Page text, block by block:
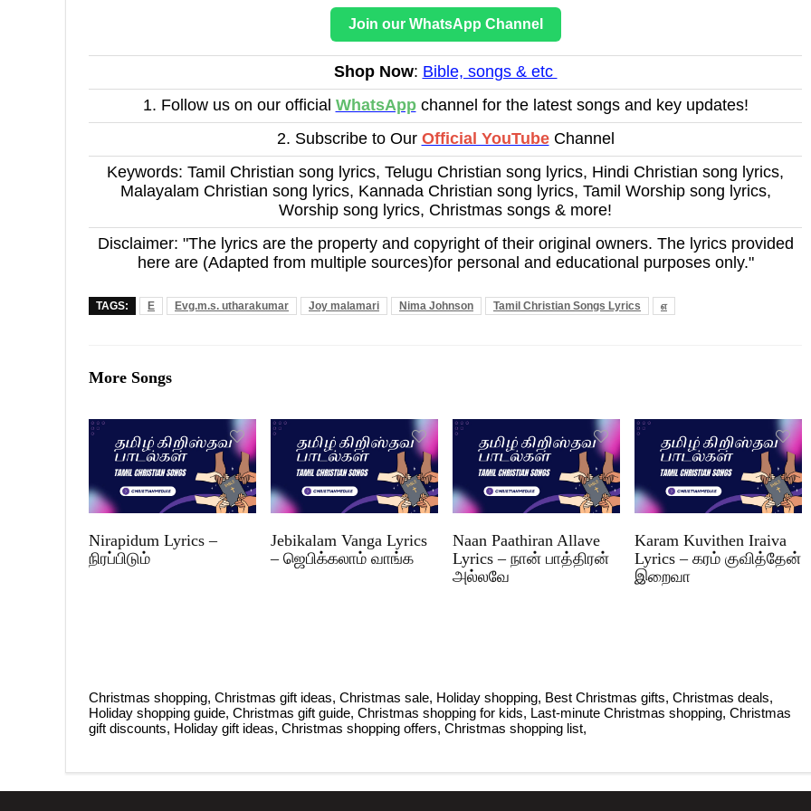
Join our WhatsApp Channel
Shop Now: Bible, songs & etc
1. Follow us on our official WhatsApp channel for the latest songs and key updates!
2. Subscribe to Our Official YouTubeChannel
Keywords: Tamil Christian song lyrics, Telugu Christian song lyrics, Hindi Christian song lyrics,
Malayalam Christian song lyrics, Kannada Christian song lyrics, Tamil Worship song lyrics,
Worship song lyrics, Christmas songs & more!
Disclaimer: "The lyrics are the property and copyright of their original owners. The lyrics provided
here are (Adapted from multiple sources)for personal and educational purposes only."
TAGS: E Evg.m.s. utharakumar Joy malamari Nima Johnson Tamil Christian Songs Lyrics எ
More Songs
Nirapidum Lyrics –
நிரப்பிடும்
Jebikalam Vanga Lyrics
– ஜெபிக்கலாம் வாங்க
Naan Paathiran Allave
Lyrics – நான் பாத்திரன்
அல்லவே
Karam Kuvithen Iraiva
Lyrics – கரம் குவித்தேன்
இறைவா
Christmas shopping, Christmas gift ideas, Christmas sale, Holiday shopping, Best Christmas gifts, Christmas deals,
Holiday shopping guide, Christmas gift guide, Christmas shopping for kids, Last-minute Christmas shopping, Christmas
gift discounts, Holiday gift ideas, Christmas shopping offers, Christmas shopping list,